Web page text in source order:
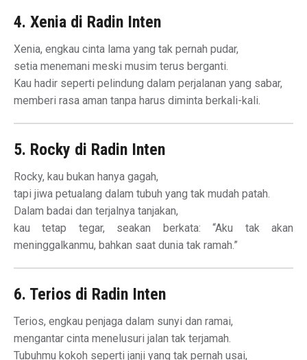
4. Xenia di Radin Inten
Xenia, engkau cinta lama yang tak pernah pudar,
setia menemani meski musim terus berganti.
Kau hadir seperti pelindung dalam perjalanan yang sabar,
memberi rasa aman tanpa harus diminta berkali-kali.
5. Rocky di Radin Inten
Rocky, kau bukan hanya gagah,
tapi jiwa petualang dalam tubuh yang tak mudah patah.
Dalam badai dan terjalnya tanjakan,
kau tetap tegar, seakan berkata: “Aku tak akan
meninggalkanmu, bahkan saat dunia tak ramah.”
6. Terios di Radin Inten
Terios, engkau penjaga dalam sunyi dan ramai,
mengantar cinta menelusuri jalan tak terjamah.
Tubuhmu kokoh seperti janji yang tak pernah usai,